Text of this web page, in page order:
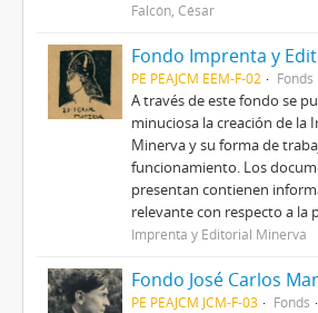
Falcón, César
Fondo Imprenta y
PE PEAJCM EEM-F-02 Fonds
A través de este fondo se
minuciosa la creación de la
Minerva y su forma de
funcionamiento. Los
presentan contienen
relevante con respecto a la
Imprenta y Editorial Minerva
Fondo José Carlos
PE PEAJCM JCM-F-03 Fonds